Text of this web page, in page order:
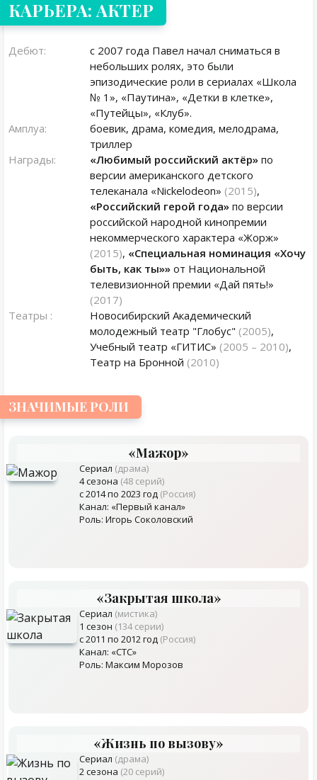
КАРЬЕРА: АКТЕР
Дебют:
с 2007 года Павел начал сниматься в
небольших ролях, это были
эпизодические роли в сериалах «Школа
№ 1», «Паутина», «Детки в клетке»,
«Путейцы», «Клуб».
Амплуа:
боевик, драма, комедия, мелодрама,
триллер
Награды:
«Любимый российский актёр» по
версии американского детского
телеканала «Nickelodeon» (2015),
«Российский герой года» по версии
российской народной кинопремии
некоммерческого характера «Жорж»
(2015), «Специальная номинация «Хочу
быть, как ты»» от Национальной
телевизионной премии «Дай пять!»
(2017)
Театры :
Новосибирский Академический
молодежный театр "Глобус" (2005),
Учебный театр «ГИТИС» (2005 – 2010),
Театр на Бронной (2010)
ЗНАЧИМЫЕ РОЛИ
«Мажор»
Сериал (драма)
4 сезона (48 серий)
с 2014 по 2023 год (Россия)
Канал: «Первый канал»
Роль: Игорь Соколовский
«Закрытая школа»
Сериал (мистика)
1 сезон (134 серии)
с 2011 по 2012 год (Россия)
Канал: «СТС»
Роль: Максим Морозов
«Жизнь по вызову»
Сериал (драма)
2 сезона (20 серий)